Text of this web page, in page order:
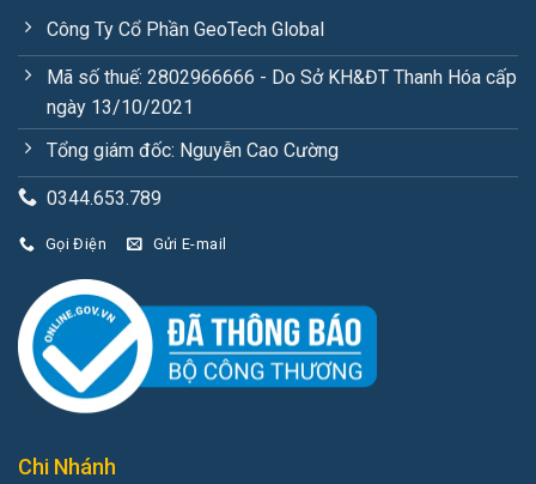
Công Ty Cổ Phần GeoTech Global
Mã số thuế: 2802966666 - Do Sở KH&ĐT Thanh Hóa cấp
ngày 13/10/2021
Tổng giám đốc: Nguyễn Cao Cường
0344.653.789
Gọi Điện Gửi E-mail
Chi Nhánh